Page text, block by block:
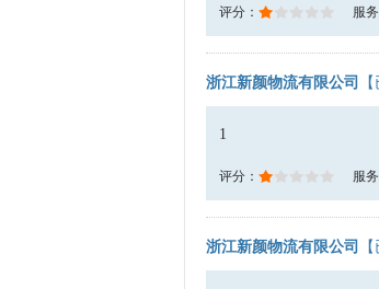
评分： 服
浙江新颜物流有限公司
1
评分： 服
浙江新颜物流有限公司